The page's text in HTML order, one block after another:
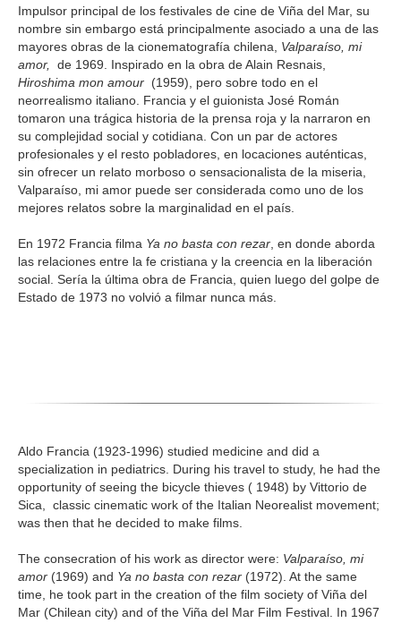
Impulsor principal de los festivales de cine de Viña del Mar, su
nombre sin embargo está principalmente asociado a una de las
mayores obras de la cionematografía chilena, Valparaíso, mi
amor, de 1969. Inspirado en la obra de Alain Resnais,
Hiroshima mon amour (1959), pero sobre todo en el
neorrealismo italiano. Francia y el guionista José Román
tomaron una trágica historia de la prensa roja y la narraron en
su complejidad social y cotidiana. Con un par de actores
profesionales y el resto pobladores, en locaciones auténticas,
sin ofrecer un relato morboso o sensacionalista de la miseria,
Valparaíso, mi amor puede ser considerada como uno de los
mejores relatos sobre la marginalidad en el país.
En 1972 Francia filma Ya no basta con rezar , en donde aborda
las relaciones entre la fe cristiana y la creencia en la liberación
social. Sería la última obra de Francia, quien luego del golpe de
Estado de 1973 no volvió a filmar nunca más.
Aldo Francia (1923-1996) studied medicine and did a
specialization in pediatrics. During his travel to study, he had the
opportunity of seeing the bicycle thieves ( 1948) by Vittorio de
Sica, classic cinematic work of the Italian Neorealist movement;
was then that he decided to make films.
The consecration of his work as director were: Valparaíso, mi
amor (1969) and Ya no basta con rezar (1972). At the same
time, he took part in the creation of the film society of Viña del
Mar (Chilean city) and of the Viña del Mar Film Festival. In 1967